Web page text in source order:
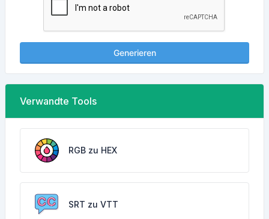
Generieren
Verwandte Tools
RGB zu HEX
SRT zu VTT